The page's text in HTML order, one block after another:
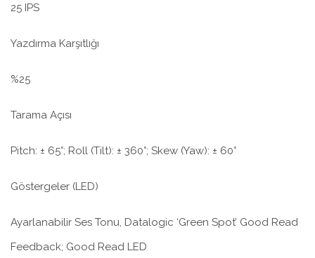
25 IPS
Yazdırma Karşıtlığı
%25
Tarama Açısı
Pitch: ± 65°; Roll (Tilt): ± 360°; Skew (Yaw): ± 60°
Göstergeler (LED)
Ayarlanabilir Ses Tonu, Datalogic ‘Green Spot’ Good Read
Feedback; Good Read LED